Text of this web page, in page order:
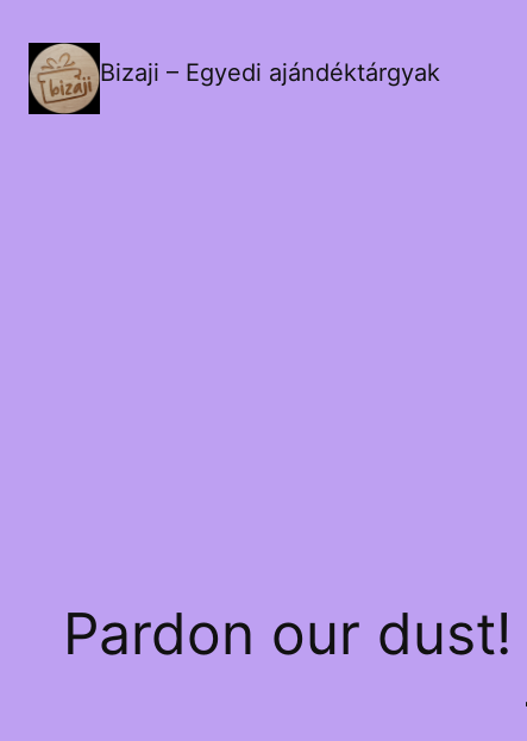
Bizaji – Egyedi ajándéktárgyak
Pardon our